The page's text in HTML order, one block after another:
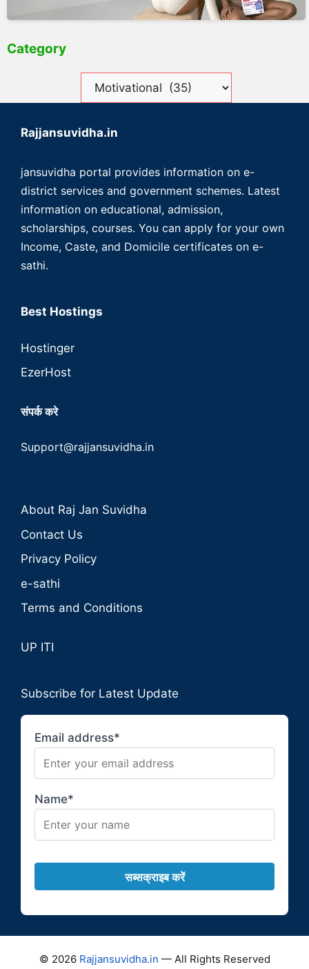
Category
Rajjansuvidha.in
jansuvidha portal provides information on e-
district services and government schemes. Latest
information on educational, admission,
scholarships, courses. You can apply for your own
Income, Caste, and Domicile certificates on e-
sathi.
Best Hostings
Hostinger
EzerHost
संपर्क करे
Support@rajjansuvidha.in
About Raj Jan Suvidha
Contact Us
Privacy Policy
e-sathi
Terms and Conditions
UP ITI
Subscribe for Latest Update
Email address*
Name*
© 2026 Rajjansuvidha.in — All Rights Reserved